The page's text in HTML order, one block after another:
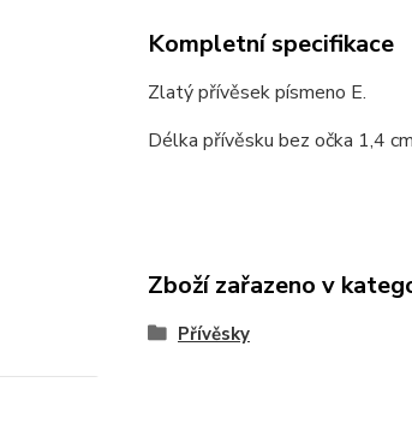
Kompletní specifikace
Zlatý přívěsek písmeno E.
Délka přívěsku bez očka 1,4
Zboží zařazeno v
Přívěsky